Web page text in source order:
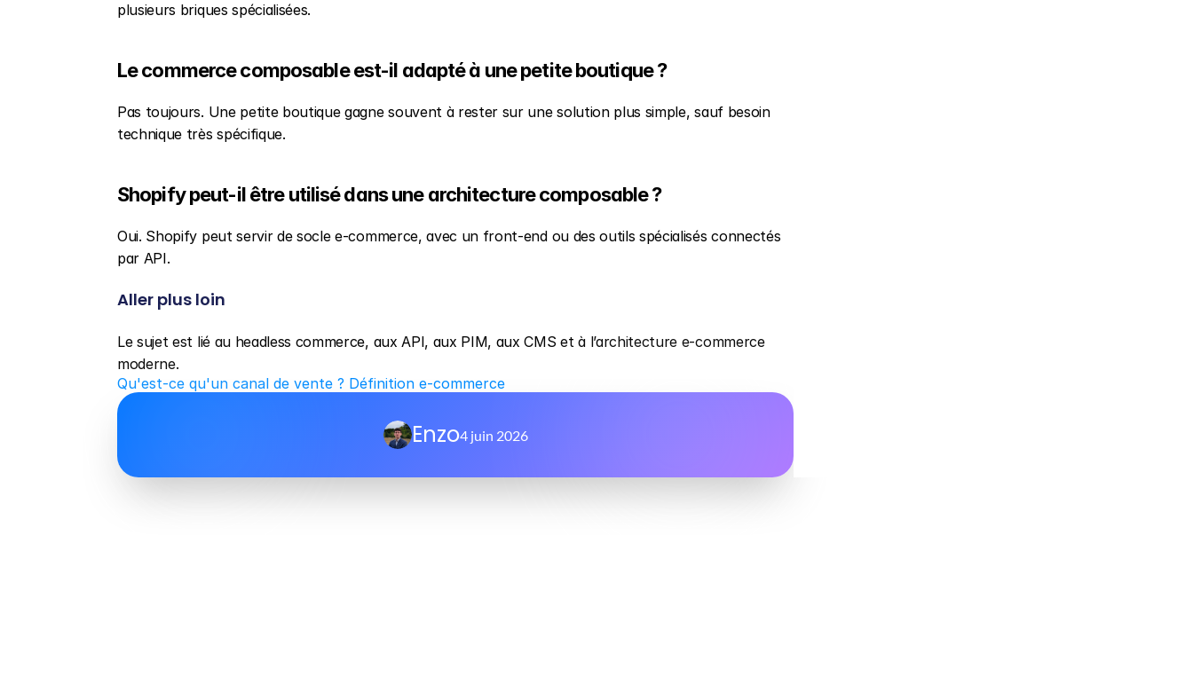
plusieurs briques spécialisées.
Le commerce composable est-il adapté à une petite boutique ?
Pas toujours. Une petite boutique gagne souvent à rester sur une solution plus simple, sauf besoin
technique très spécifique.
Shopify peut-il être utilisé dans une architecture composable ?
Oui. Shopify peut servir de socle e-commerce, avec un front-end ou des outils spécialisés connectés
par API.
Aller plus loin
Le sujet est lié au headless commerce, aux API, aux PIM, aux CMS et à l’architecture e-commerce
moderne.
Qu'est-ce qu'un canal de vente ? Définition e-commerce
Enzo4 juin 2026